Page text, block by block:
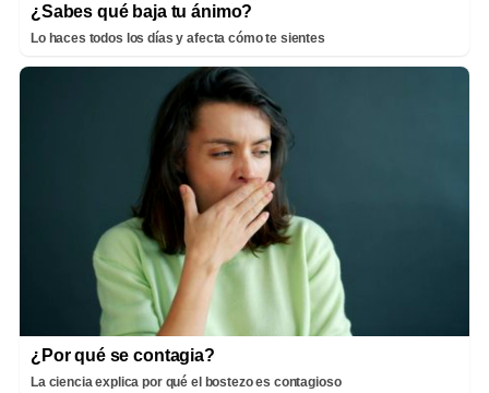
¿Sabes qué baja tu ánimo?
Lo haces todos los días y afecta cómo te sientes
¿Por qué se contagia?
La ciencia explica por qué el bostezo es contagioso